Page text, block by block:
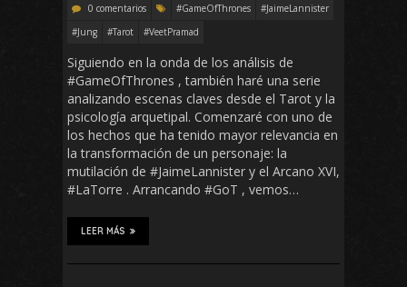
0 comentarios
#GameOfThrones
#JaimeLannister
#Jung
#Tarot #VeetPramad
Siguiendo en la onda de los análisis de
#GameOfThrones , también haré una serie
analizando escenas claves desde el Tarot y la
psicología arquetipal. Comenzaré con uno de
los hechos que ha tenido mayor relevancia en
la transformación de un personaje: la
mutilación de #JaimeLannister y el Arcano XVI,
#LaTorre . Arrancando #GoT , vemos…
LEER MÁS